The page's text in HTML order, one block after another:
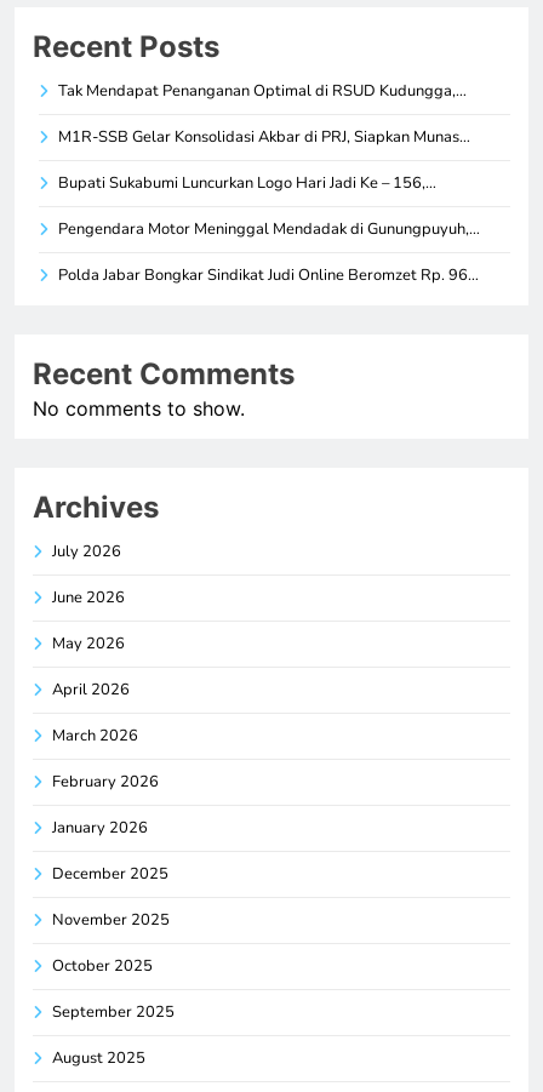
Recent Posts
Tak Mendapat Penanganan Optimal di RSUD Kudungga,…
M1R-SSB Gelar Konsolidasi Akbar di PRJ, Siapkan Munas…
Bupati Sukabumi Luncurkan Logo Hari Jadi Ke – 156,…
Pengendara Motor Meninggal Mendadak di Gunungpuyuh,…
Polda Jabar Bongkar Sindikat Judi Online Beromzet Rp. 96…
Recent Comments
No comments to show.
Archives
July 2026
June 2026
May 2026
April 2026
March 2026
February 2026
January 2026
December 2025
November 2025
October 2025
September 2025
August 2025